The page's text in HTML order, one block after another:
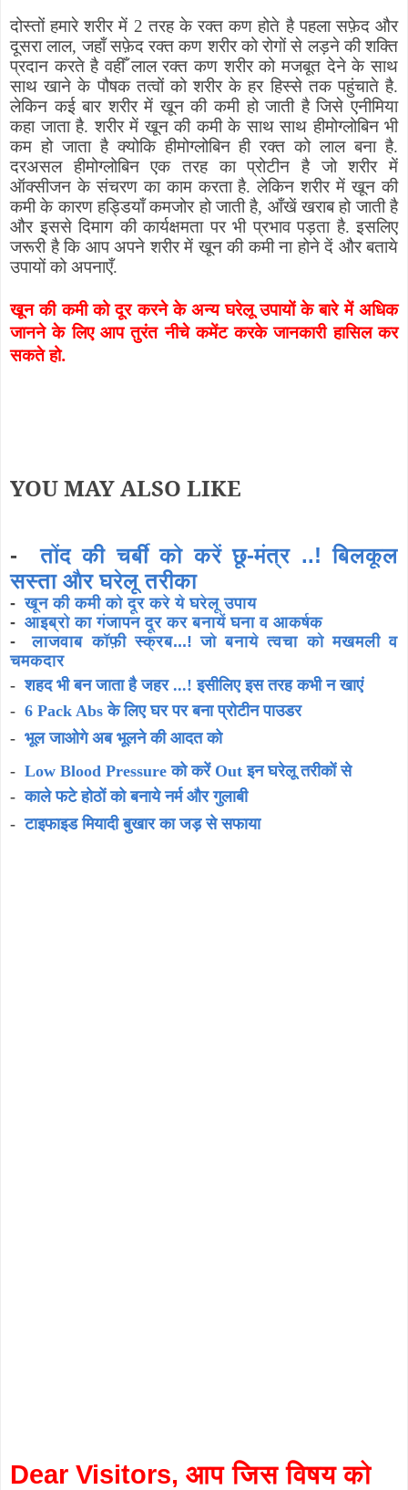
दोस्तों हमारे शरीर में 2 तरह के रक्त कण होते है पहला सफ़ेद और
दूसरा लाल,जहाँ सफ़ेद रक्त कण शरीर को रोगों से लड़ने की शक्ति
प्रदान करते है वहीँ लाल रक्त कण शरीर को मजबूत देने के साथ
साथ खाने के पौषक तत्वों को शरीर के हर हिस्से तक पहुंचाते है.
लेकिन कई बार शरीर में खून की कमी हो जाती है जिसे एनीमिया
कहा जाता है. शरीर में खून की कमी के साथ साथ हीमोग्लोबिन भी
कम हो जाता है क्योकि हीमोग्लोबिन ही रक्त को लाल बना है.
दरअसल हीमोग्लोबिन एक तरह का प्रोटीन है जो शरीर में
ऑक्सीजन के संचरण का काम करता है. लेकिन शरीर में खून की
कमी के कारण हड्डियाँ कमजोर हो जाती है, आँखें खराब हो जाती है
और इससे दिमाग की कार्यक्षमता पर भी प्रभाव पड़ता है. इसलिए
जरूरी है कि आप अपने शरीर में खून की कमी ना होने दें और बताये
उपायों को अपनाएँ.
खून की कमी को दूर करने के अन्य घरेलू उपायों के बारे में अधिक
जानने के लिए आप तुरंत नीचे कमेंट करके जानकारी हासिल कर
सकते हो.
YOU MAY ALSO LIKE
-तोंद की चर्बी को करें छू-मंत्र ..! बिलकूल
सस्ता और घरेलू तरीका
-खून की कमी को दूर करे ये घरेलू उपाय
- आइब्रो का गंजापन दूर कर बनायें घना व आकर्षक
-लाजवाब कॉफ़ी स्क्रब...! जो बनाये त्वचा को मखमली व
चमकदार
-शहद भी बन जाता है जहर ...! इसीलिए इस तरह कभी न खाएं
- 6 Pack Abs के लिए घर पर बना प्रोटीन पाउडर
- भूल जाओगे अब भूलने की आदत को
- Low Blood Pressure को करें Out इन घरेलू तरीकों से
-काले फटे होठों को बनाये नर्म और गुलाबी
-टाइफाइड मियादी बुखार का जड़ से सफाया
Dear Visitors, आप जिस विषय को